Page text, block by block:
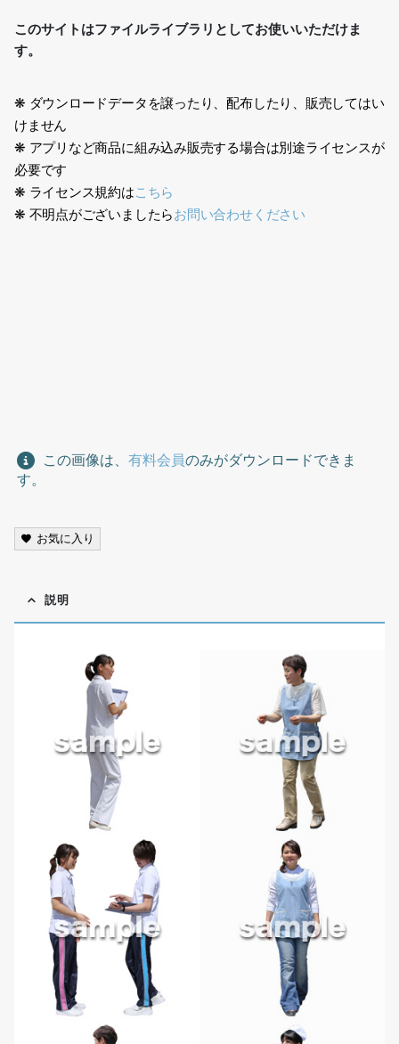
このサイトはファイルライブラリとしてお使いいただけま
す。
❋ ダウンロードデータを譲ったり、配布したり、販売してはい
けません
❋ アプリなど商品に組み込み販売する場合は別途ライセンスが
必要です
❋ ライセンス規約はこちら
❋ 不明点がございましたらお問い合わせください
この画像は、 有料会員のみがダウンロードできま
す。
お気に入り
説明